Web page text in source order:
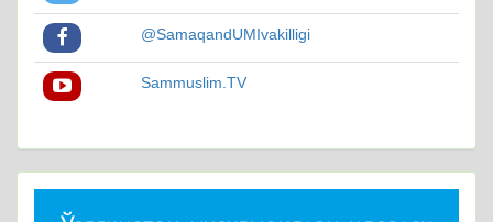
@SamaqandUMIvakilligi
Sammuslim.TV